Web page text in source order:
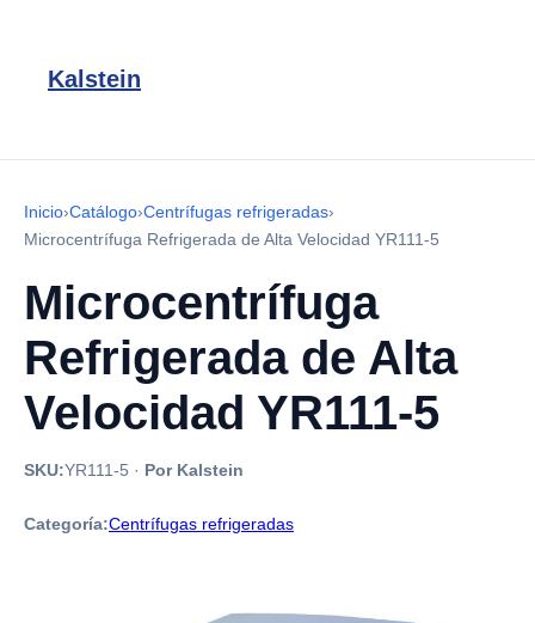
Kalstein
Inicio›Catálogo›Centrífugas refrigeradas›
Microcentrífuga Refrigerada de Alta Velocidad YR111-5
Microcentrífuga
Refrigerada de Alta
Velocidad YR111-5
SKU:YR111-5 · Por Kalstein
Categoría:Centrífugas refrigeradas